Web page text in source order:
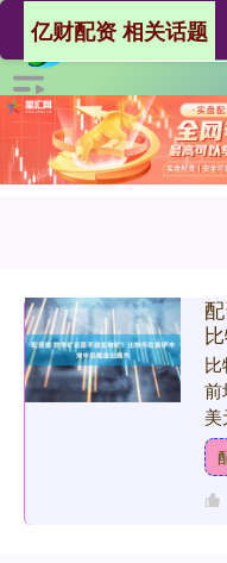
亿财配资 相关话题
前
超
出